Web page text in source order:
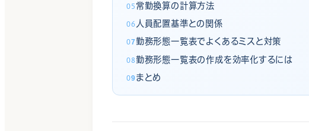
常勤換算の計算方法
人員配置基準との関係
勤務形態一覧表でよくあるミスと対策
勤務形態一覧表の作成を効率化するには
まとめ